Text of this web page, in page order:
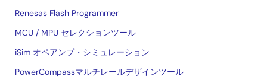
Renesas Flash Programmer
MCU / MPU セレクションツール
iSim オペアンプ・シミュレーション
PowerCompassマルチレールデザインツール